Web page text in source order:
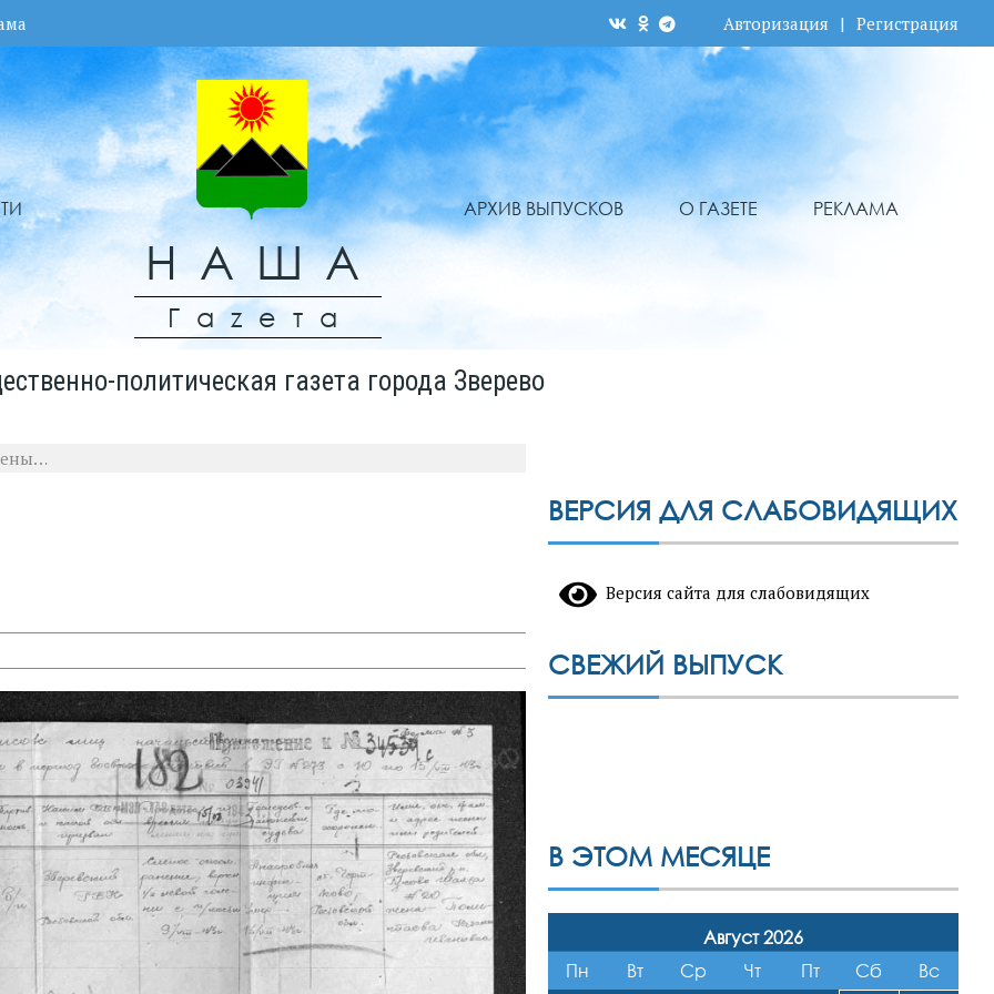
Авторизация | Регистрация
НАША
Гаzета
АРХИВ ВЫПУСКОВ О ГАЗЕТЕ РЕКЛАМА
политическая газета города Зверево
ВЕРСИЯ ДЛЯ СЛАБОВИДЯЩИХ
Версия сайта для слабовидящих
СВЕЖИЙ ВЫПУСК
В ЭТОМ МЕСЯЦЕ
Август 2026
Пн
Вт Ср Чт Пт Сб Вс